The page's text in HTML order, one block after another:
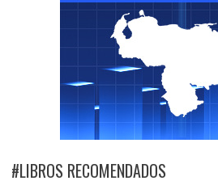
#LIBROS RECOMENDADOS